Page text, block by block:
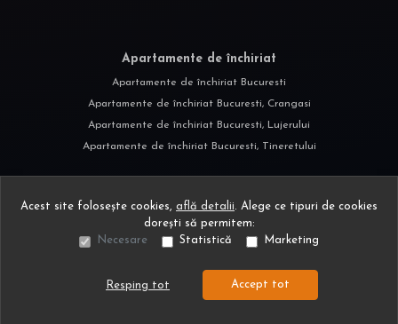
Apartamente de închiriat
Apartamente de închiriat Bucuresti
Apartamente de închiriat Bucuresti, Crangasi
Apartamente de închiriat Bucuresti, Lujerului
Apartamente de închiriat Bucuresti, Tineretului
2026Land Estate S.R.L.
Site creat în
Acest site folosește cookies, află detalii. Alege ce tipuri de cookies
dorești să permitem:
Necesare
Statistică Marketing
Resping tot Accept tot